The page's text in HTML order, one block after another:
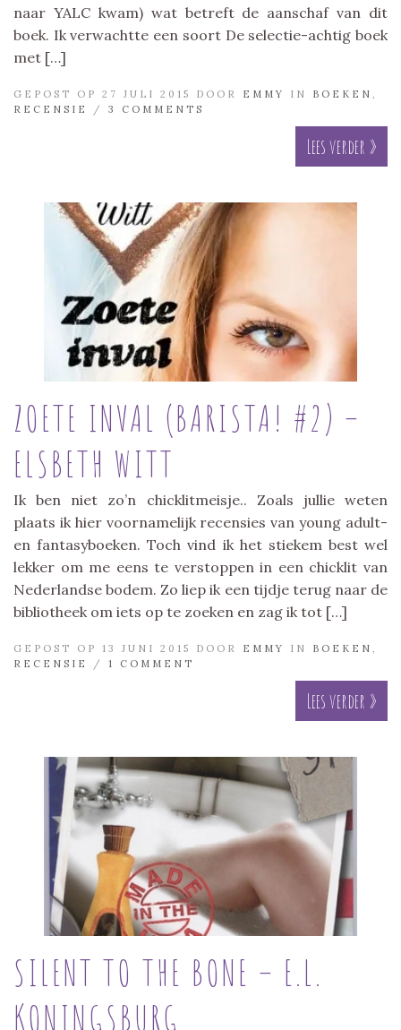
naar YALC kwam) wat betreft de aanschaf van dit
boek. Ik verwachtte een soort De selectie-achtig boek
met […]
GEPOST OP 27 JULI 2015 DOOR EMMY IN BOEKEN
RECENSIE
/ 3 COMMENTS
Lees verder »
ZOETE INVAL (BARISTA! #2) –
ELSBETH WITT
Ik ben niet zo’n chicklitmeisje.. Zoals jullie weten
plaats ik hier voornamelijk recensies van young adult-
en fantasyboeken. Toch vind ik het stiekem best wel
lekker om me eens te verstoppen in een chicklit van
Nederlandse bodem. Zo liep ik een tijdje terug naar de
bibliotheek om iets op te zoeken en zag ik tot […]
GEPOST OP 13 JUNI 2015 DOOR EMMY IN BOEKEN
RECENSIE
/ 1 COMMENT
Lees verder »
SILENT TO THE BONE – E.L.
KONINGSBURG